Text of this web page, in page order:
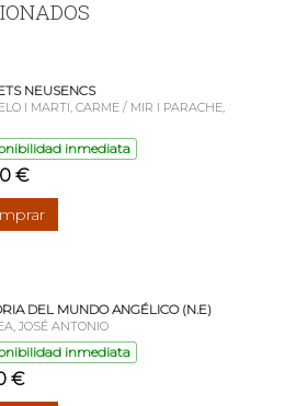
NEUSENCS
I MARTI, CARME / MIR I PARACHE,
inmediata
€
DEL MUNDO ANGÉLICO (N.E)
JOSÉ ANTONIO
inmediata
€